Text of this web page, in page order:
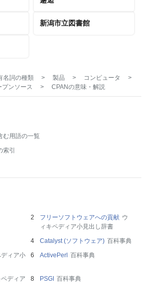
新潟市立図書館
名詞の種類 > 製品 > コンピュータ
>
プンソース > CPANの意味・解説
む用語の一覧
引
フリーソフトウェアへの貢献 ウ
ィキペディア小見出し辞書
Catalyst (ソフトウェア) 百科事典
ィア小
ActivePerl 百科事典
ディア
PSGI 百科事典